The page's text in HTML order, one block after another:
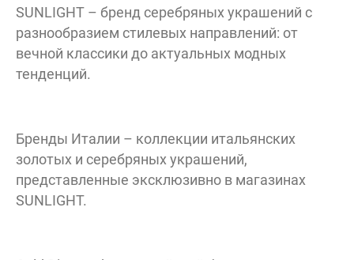
SUNLIGHT – бренд серебряных украшений с
разнообразием стилевых направлений: от
вечной классики до актуальных модных
тенденций.
Бренды Италии – коллекции итальянских
золотых и серебряных украшений,
представленные эксклюзивно в магазинах
SUNLIGHT.